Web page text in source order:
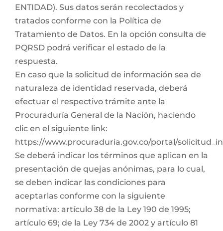
ENTIDAD). Sus datos serán recolectados y
tratados conforme con la Política de
Tratamiento de Datos. En la opción consulta de
PQRSD podrá verificar el estado de la
respuesta.
En caso que la solicitud de información sea de
naturaleza de identidad reservada, deberá
efectuar el respectivo trámite ante la
Procuraduría General de la Nación, haciendo
clic en el siguiente link:
https://www.procuraduria.gov.co/portal/
Se deberá indicar los términos que aplican en la
presentación de quejas anónimas, para lo cual,
se deben indicar las condiciones para
aceptarlas conforme con la siguiente
normativa: artículo 38 de la Ley 190 de 1995;
artículo 69; de la Ley 734 de 2002 y artículo 81